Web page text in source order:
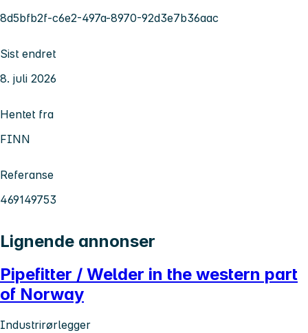
8d5bfb2f-c6e2-497a-8970-92d3e7b36aac
Sist endret
8. juli 2026
Hentet fra
FINN
Referanse
469149753
Lignende annonser
Pipefitter / Welder in the western part
of Norway
Industrirørlegger